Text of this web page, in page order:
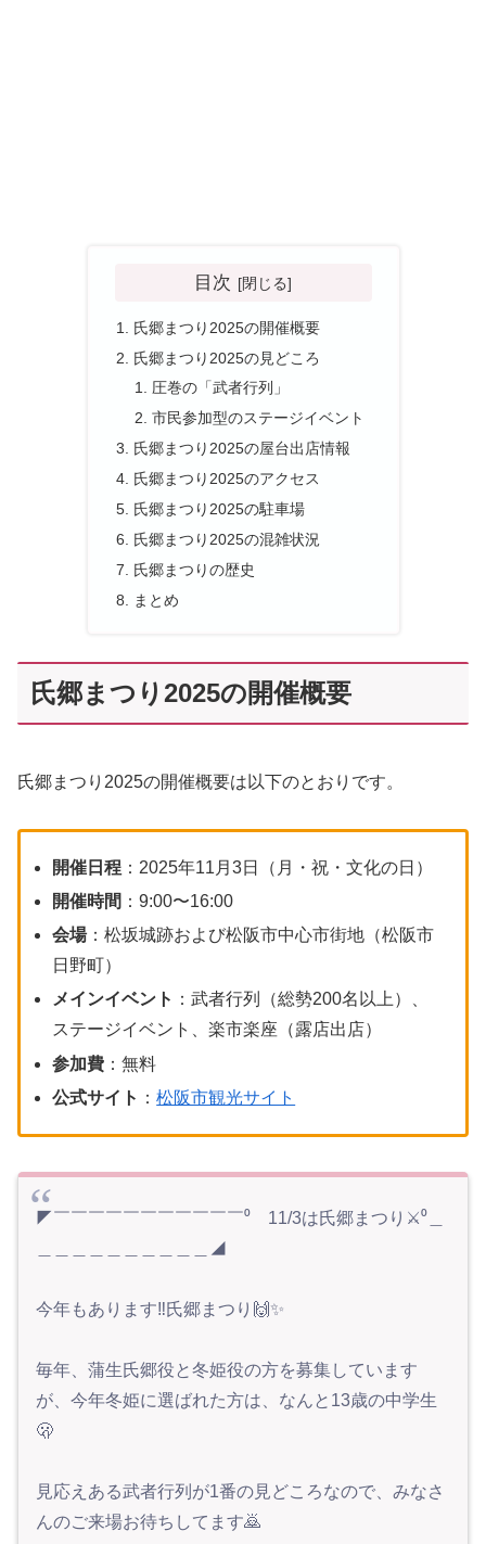
目次
氏郷まつり2025の開催概要
氏郷まつり2025の見どころ
圧巻の「武者行列」
市民参加型のステージイベント
氏郷まつり2025の屋台出店情報
氏郷まつり2025のアクセス
氏郷まつり2025の駐車場
氏郷まつり2025の混雑状況
氏郷まつりの歴史
まとめ
氏郷まつり2025の開催概要
氏郷まつり2025の開催概要は以下のとおりです。
開催日程 ：2025年11月3日（月・祝・文化の日）
開催時間 ：9:00〜16:00
会場：松坂城跡および松阪市中心市街地（松阪市
日野町）
メインイベント ：武者行列（総勢200名以上）、
ステージイベント、楽市楽座（露店出店）
参加費 ：無料
公式サイト ：松阪市観光サイト
◤￣￣￣￣￣￣￣￣￣￣￣⁰ 11/3は氏郷まつり⚔️⁰＿
＿＿＿＿＿＿＿＿＿＿◢
今年もあります‼️氏郷まつり🙌✨
毎年、蒲生氏郷役と冬姫役の方を募集しています
が、今年冬姫に選ばれた方は、なんと13歳の中学生
🫢
見応えある武者行列が1番の見どころなので、みなさ
んのご来場お待ちしてます🙇